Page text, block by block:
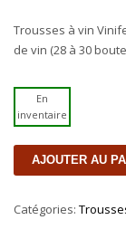
Trousses à vin
de vin (28 à 30
En
inventaire
quantité
de
Noble
AJOUTER AU
Catégories: